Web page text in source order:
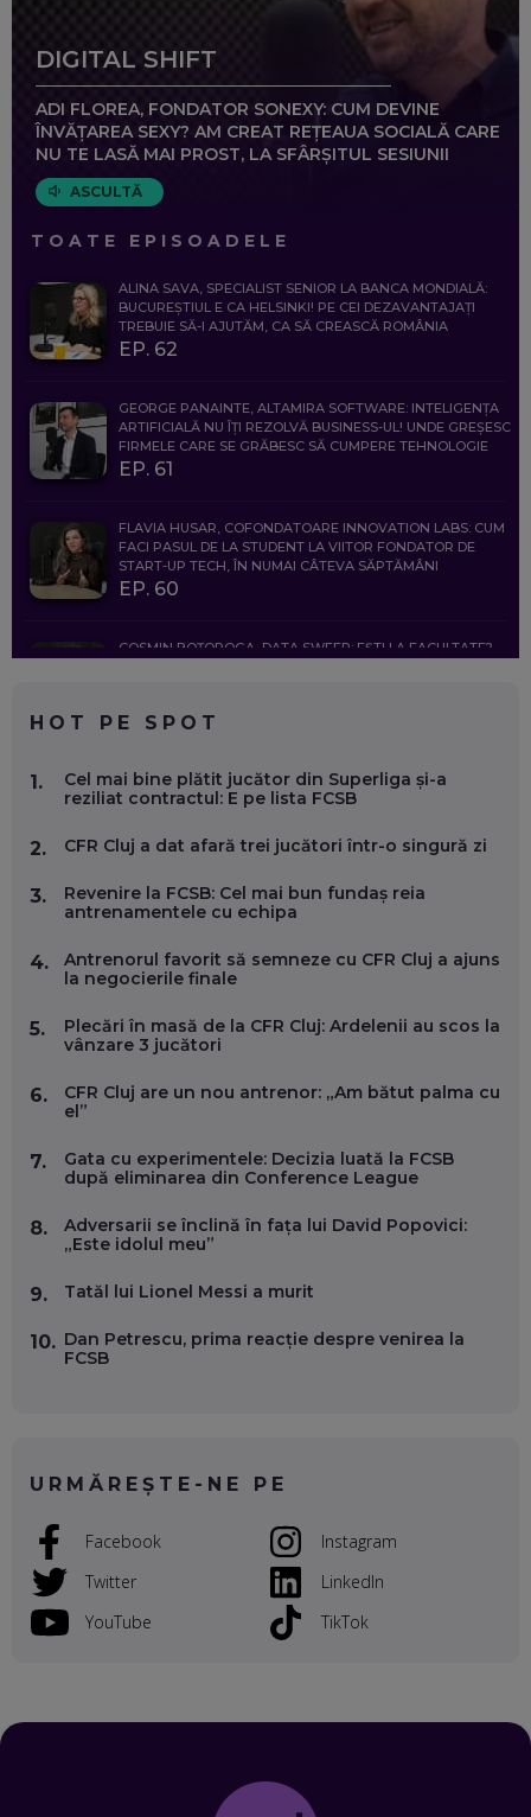
DIGITAL SHIFT
ADI FLOREA, FONDATOR SONEXY: CUM DEVINE
ÎNVĂȚAREA SEXY? AM CREAT REȚEAUA SOCIALĂ CARE
NU TE LASĂ MAI PROST, LA SFÂRȘITUL SESIUNII
ASCULTĂ
TOATE EPISOADELE
ALINA SAVA, SPECIALIST SENIOR LA BANCA MONDIALĂ:
BUCUREȘTIUL E CA HELSINKI! PE CEI DEZAVANTAJAȚI
TREBUIE SĂ-I AJUTĂM, CA SĂ CREASCĂ ROMÂNIA
EP. 62
GEORGE PANAINTE, ALTAMIRA SOFTWARE: INTELIGENȚA
ARTIFICIALĂ NU ÎȚI REZOLVĂ BUSINESS-UL! UNDE GREȘESC
FIRMELE CARE SE GRĂBESC SĂ CUMPERE TEHNOLOGIE
EP. 61
FLAVIA HUSAR, COFONDATOARE INNOVATION LABS: CUM
FACI PASUL DE LA STUDENT LA VIITOR FONDATOR DE
START-UP TECH, ÎN NUMAI CÂTEVA SĂPTĂMÂNI
EP. 60
COSMIN BOȚOROGA, DATA SWEEP: EȘTI LA FACULTATE?
FOLOSEȘTI TEHNOLOGIA CA SĂ FII MAI BUN LA JOB. ȘI CUM
SE VA SCHIMBA MUNCA, ÎN URMĂTORII ANI
MARIUS PAȘCULEA, COFONDATOR AL KULTH: CUM
FOLOSEȘTI TEHNOLOGIA CA SĂ ÎȚI DESCHIZI DRUMUL
CĂTRE ARTĂ, LA NIVEL GLOBAL
EP. 57
EFICIENT VIAȚA ONLINE. ȘI CARE SUNT PRIMII PAȘI ÎNTR-O
CARIERĂ DE „HACKER CU PERMIS”
ÎNVAȚĂ AEO ȘI GEO!
EP. 55
OLIVIU MATEI, HOLISUN: SOFTWARE DE LA CLUJ PENTRU
VERTICALE FĂRĂ PĂMÂNT
VOICU OPREAN (AROBS): CUM CONSTRUIEȘTI O COMPANIE
TA LOCALĂ - ȘI CE SĂ DAI ÎNAPOI
EP. 52
ROBERT GRAUR, FOMO: SPEAKERUL PE SCENĂ, INVITATUL
ÎN SALĂ, DAR ÎNVĂȚĂM UNII DE LA CEILALȚI. VIN JASON
DERULO, STEVEN BARTLETT ȘI ALȚI PESTE 60 DE
HOT PE SPOT
1.
Cel mai bine plătit jucător din Superliga și-a
reziliat contractul: E pe lista FCSB
2. CFR Cluj a dat afară trei jucători într-o singură zi
3.
Revenire la FCSB: Cel mai bun fundaș reia
antrenamentele cu echipa
4.
Antrenorul favorit să semneze cu CFR Cluj a ajuns
la negocierile finale
5.
Plecări în masă de la CFR Cluj: Ardelenii au scos la
vânzare 3 jucători
6.
CFR Cluj are un nou antrenor: „Am bătut palma cu
el”
7.
Gata cu experimentele: Decizia luată la FCSB
după eliminarea din Conference League
8.
Adversarii se înclină în fața lui David Popovici:
„Este idolul meu”
9. Tatăl lui Lionel Messi a murit
10. Dan Petrescu, prima reacție despre venirea la
FCSB
URMĂREȘTE-NE PE
Facebook
Twitter
YouTube
Instagram
LinkedIn
TikTok